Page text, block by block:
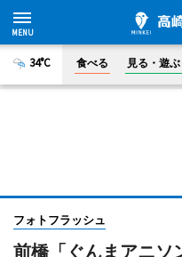
34°C 食べる 見る・遊ぶ
フォトフラッシュ
前橋「ぐんまアニソ